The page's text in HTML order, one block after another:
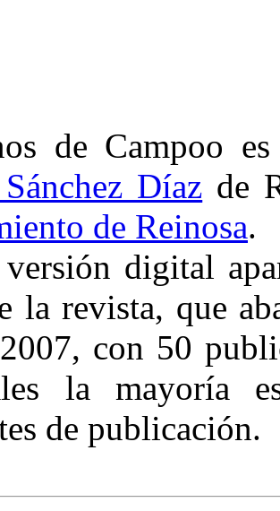
de Campoo
Dí­az de
de Reinosa.
digital
la revista, que
con 50
la mayoría
de publicación.